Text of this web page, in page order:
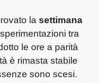
la settimana
tra
le ore a parità
è rimasta stabile
sono scesi.